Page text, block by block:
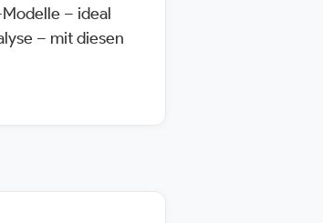
– ideal
– mit diesen